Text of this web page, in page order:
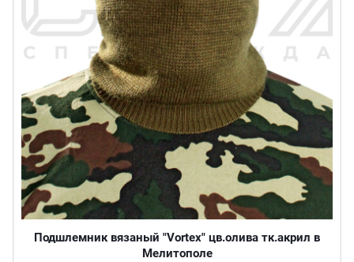
Подшлемник вязаный "Vortex" цв.олива тк.акрил в
Мелитополе